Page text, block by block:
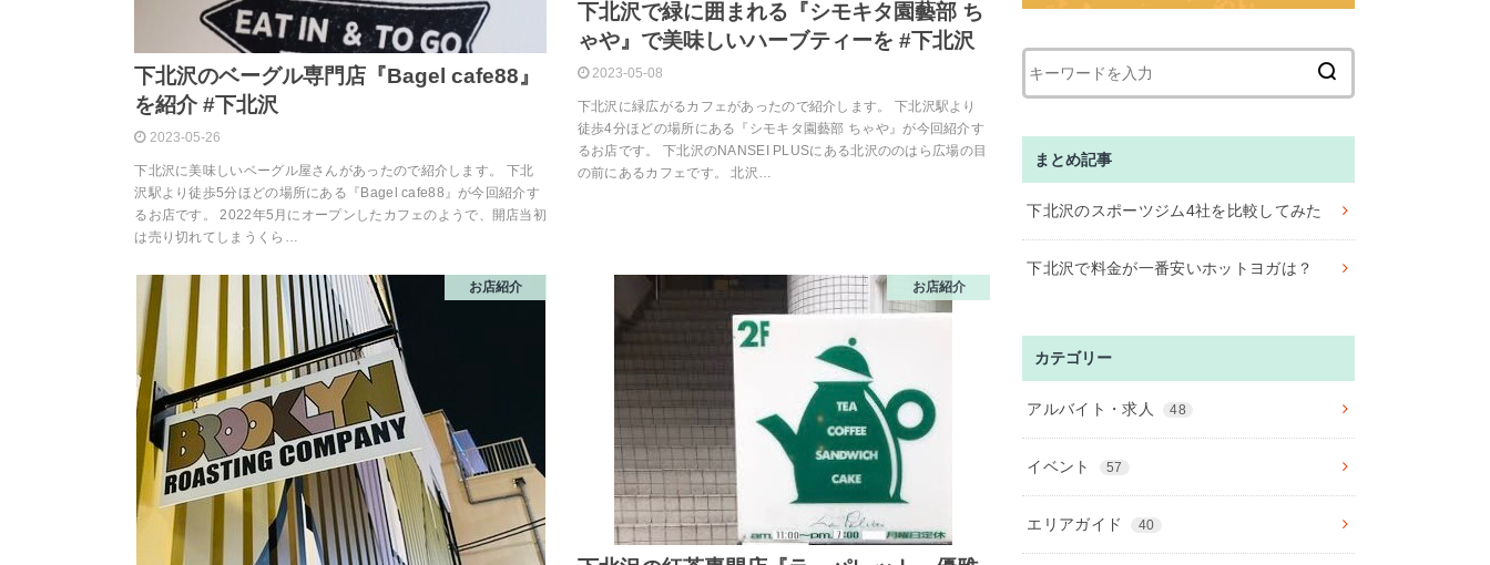
下北沢のベーグル専門店『Bagel cafe88』
を紹介 #下北沢
2023-05-26
下北沢に美味しいベーグル屋さんがあったので紹介します。 下北
沢駅より徒歩5分ほどの場所にある『Bagel cafe88』が今回紹介す
るお店です。 2022年5月にオープンしたカフェのようで、開店当初
は売り切れてしまうくら…
下北沢で緑に囲まれる『シモキタ園藝部 ち
ゃや』で美味しいハーブティーを #下北沢
2023-05-08
下北沢に緑広がるカフェがあったので紹介します。 下北沢駅より
徒歩4分ほどの場所にある『シモキタ園藝部 ちゃや』が今回紹介す
るお店です。 下北沢のNANSEI PLUSにある北沢ののはら広場の目
の前にあるカフェです。 北沢…
お店紹介 お店紹介
まとめ記事
下北沢のスポーツジム4社を比較してみた
下北沢で料金が一番安いホットヨガは？
カテゴリー
アルバイト・求人 48
イベント 57
エリアガイド 40